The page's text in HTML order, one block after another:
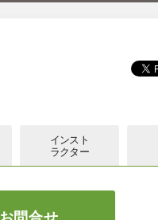
インスト
ラクター